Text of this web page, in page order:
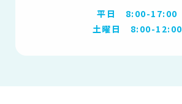
平日 8:00-17:00
土曜日 8:00-12:00